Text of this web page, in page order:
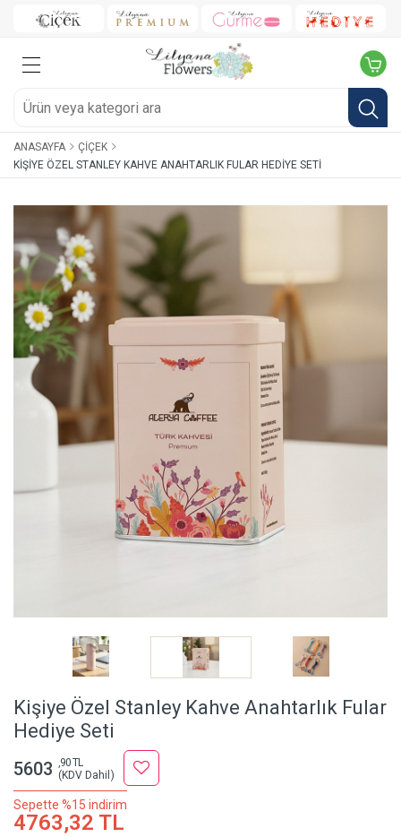
ANASAYFA
ÇIÇEK
KIŞIYE ÖZEL STANLEY KAHVE ANAHTARLIK FULAR HEDIYE SETI
Kişiye Özel Stanley Kahve Anahtarlık Fular
Hediye Seti
5603 ,90 TL
(KDV Dahil)
Sepette %15 indirim
4763,32 TL